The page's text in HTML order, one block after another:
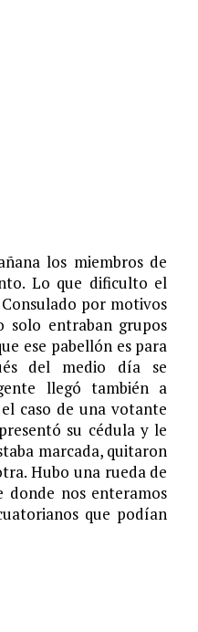
los miembros de
Lo que dificulto el
por motivos
solo entraban grupos
ese pabellón es para
del medio día se
llegó también a
caso de una votante
su cédula y le
marcada, quitaron
Hubo una rueda de
donde nos enteramos
que podían